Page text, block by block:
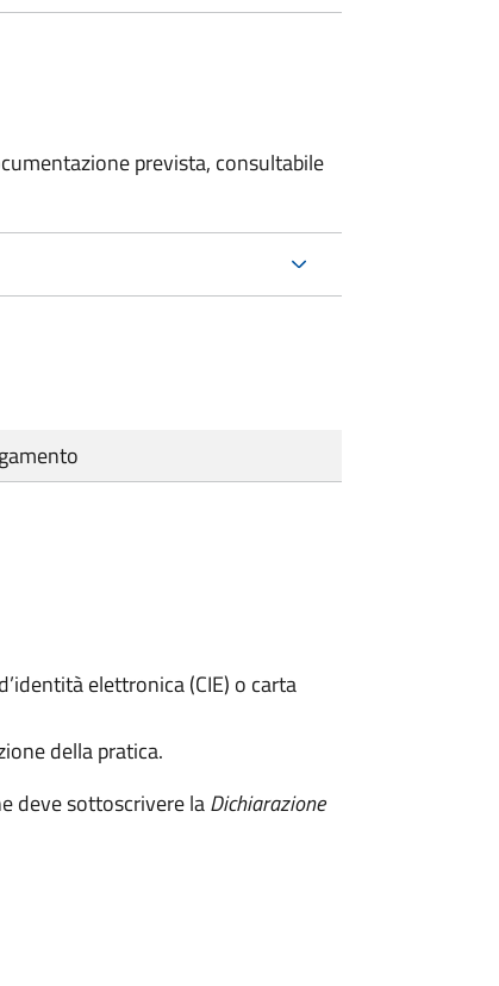
prevista, consultabile
elettronica (CIE) o carta
della pratica.
deve sottoscrivere laDichiarazione